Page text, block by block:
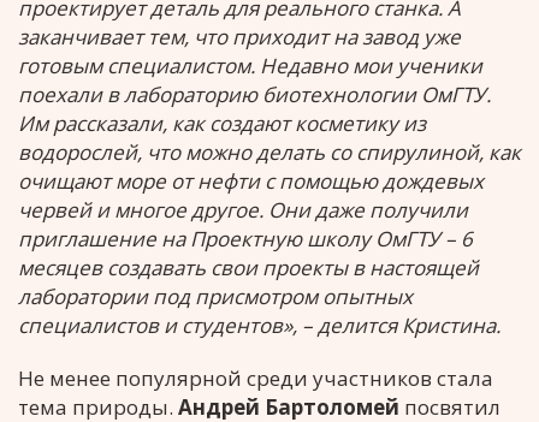
проектирует деталь для реального станка. А
заканчивает тем, что приходит на завод уже
готовым специалистом. Недавно мои ученики
поехали в лабораторию биотехнологии ОмГТУ.
Им рассказали, как создают косметику из
водорослей, что можно делать со спирулиной, как
очищают море от нефти с помощью дождевых
червей и многое другое. Они даже получили
приглашение на Проектную школу ОмГТУ – 6
месяцев создавать свои проекты в настоящей
лаборатории под присмотром опытных
специалистов и студентов», – делится Кристина.
Не менее популярной среди участников стала
тема природы. Андрей Бартоломей посвятил